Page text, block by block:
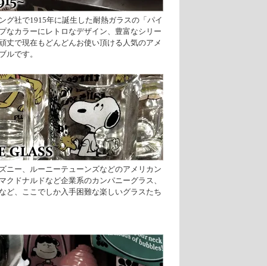
グ社で1915年に誕生した耐熱ガラスの「パイ
なカラーにレトロなデザイン、豊富なシリー
丈で現在もどんどんお使い頂ける人気のアメ
ルです。
ニー、ルーニーテューンズなどのアメリカン
クドナルドなど企業系のカンパニーグラス、
ど、ここでしか入手困難な楽しいグラスたち